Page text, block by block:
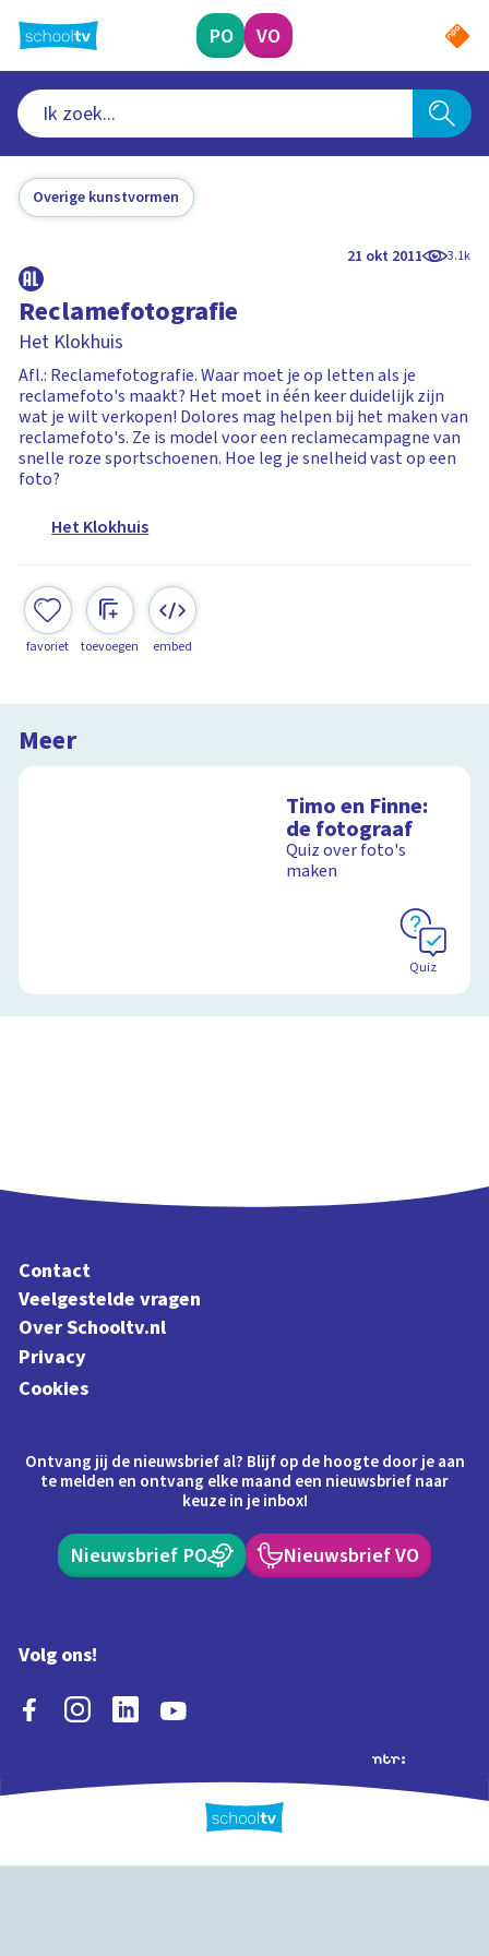
naar
hoofdinhoud
PO VO
Overige kunstvormen
21 okt 2011 3.1k
Reclamefotografie
Het Klokhuis
Afl.: Reclamefotografie. Waar moet je op letten als je
reclamefoto's maakt? Het moet in één keer duidelijk zijn
wat je wilt verkopen! Dolores mag helpen bij het maken van
reclamefoto's. Ze is model voor een reclamecampagne van
snelle roze sportschoenen. Hoe leg je snelheid vast op een
foto?
Het Klokhuis
favoriet toevoegen embed
Meer
Timo en Finne:
de fotograaf
Quiz over foto's
maken
Quiz
Contact
Veelgestelde vragen
Over Schooltv.nl
Privacy
Cookies
Ontvang jij de nieuwsbrief al? Blijf op de hoogte door je aan
te melden en ontvang elke maand een nieuwsbrief naar
keuze in je inbox!
Nieuwsbrief PO Nieuwsbrief VO
Volg ons!